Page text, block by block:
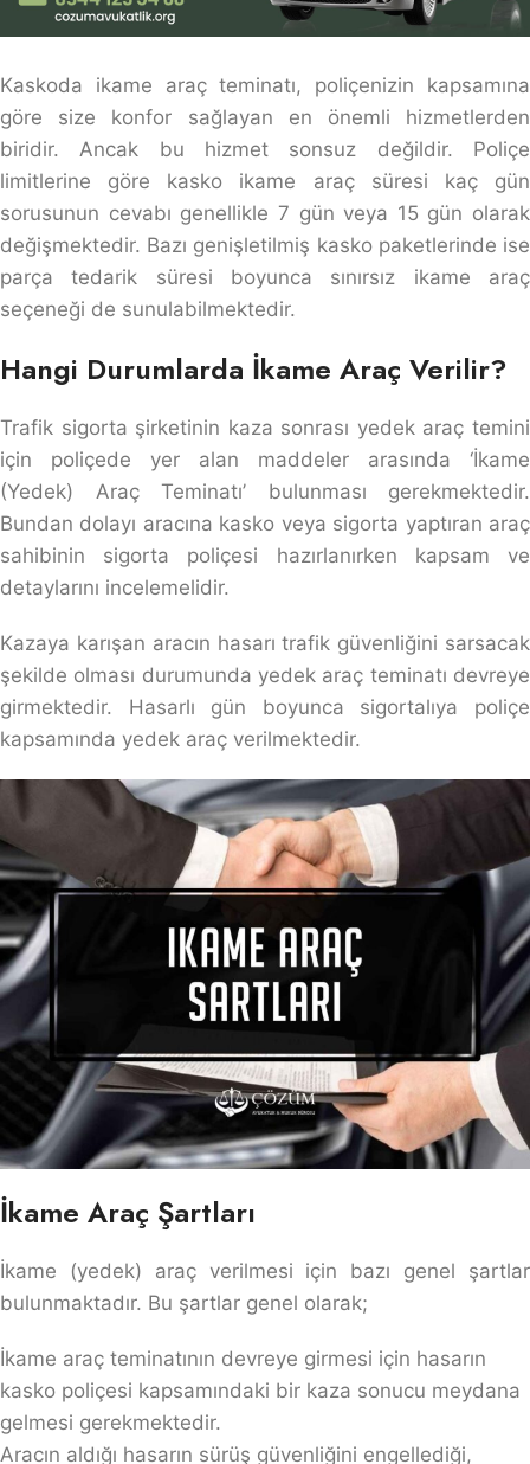
Kaskoda ikame araç teminatı, poliçenizin kapsamına
göre size konfor sağlayan en önemli hizmetlerden
biridir. Ancak bu hizmet sonsuz değildir. Poliçe
limitlerine göre kasko ikame araç süresi kaç gün
sorusunun cevabı genellikle 7 gün veya 15 gün olarak
değişmektedir. Bazı genişletilmiş kasko paketlerinde ise
parça tedarik süresi boyunca sınırsız ikame araç
seçeneği de sunulabilmektedir.
Hangi Durumlarda İkame Araç Verilir?
Trafik sigorta şirketinin kaza sonrası yedek araç temini
için poliçede yer alan maddeler arasında ‘İkame
(Yedek) Araç Teminatı’ bulunması gerekmektedir.
Bundan dolayı aracına kasko veya sigorta yaptıran araç
sahibinin sigorta poliçesi hazırlanırken kapsam ve
detaylarını incelemelidir.
Kazaya karışan aracın hasarı trafik güvenliğini sarsacak
şekilde olması durumunda yedek araç teminatı devreye
girmektedir. Hasarlı gün boyunca sigortalıya poliçe
kapsamında yedek araç verilmektedir.
İkame Araç Şartları
İkame (yedek) araç verilmesi için bazı genel şartlar
bulunmaktadır. Bu şartlar genel olarak;
İkame araç teminatının devreye girmesi için hasarın
kasko poliçesi kapsamındaki bir kaza sonucu meydana
gelmesi gerekmektedir.
Aracın aldığı hasarın sürüş güvenliğini engellediği,